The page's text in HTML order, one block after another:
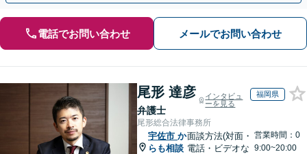
電話でお問い合わせ メールでお問い合わせ
尾形 達彦
弁護士
インタビュ
ーを見る
福岡県
尾形総合法律事務所
宇佐市 か
らも相談
面談方法(対面・
電話・ビデオな
営業時間：0
9:00~20:00